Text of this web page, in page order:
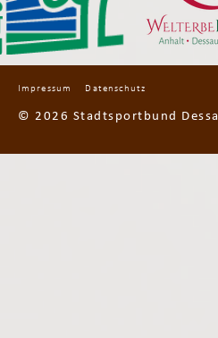
Impressum Datenschutz
© 2026 Stadtsportbund